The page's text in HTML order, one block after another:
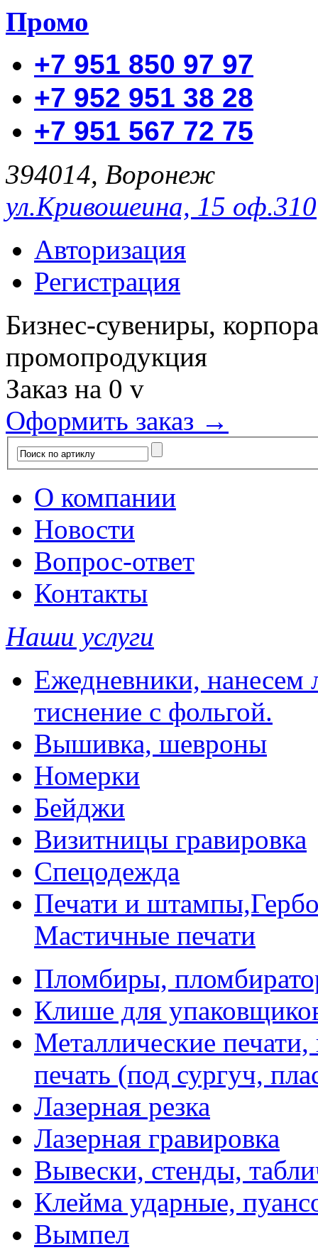
Промо
+7 951 850 97 97
+7 952 951 38 28
+7 951 567 72 75
394014, Воронеж
ул.Кривошеина, 15 оф.310
Авторизация
Регистрация
Бизнес-сувениры,
промопродукция
Заказ на 0 v
Оформить заказ →
О компании
Новости
Вопрос-ответ
Контакты
Наши услуги
Ежедневники, нанесем
тиснение с фольгой.
Вышивка, шевроны
Номерки
Бейджи
Визитницы гравировка
Спецодежда
Печати и
Мастичные печати
Пломбиры,
Клише для
Металлические
печать (под сургуч,
Лазерная резка
Лазерная гравировка
Вывески, стенды,
Клейма ударные,
Вымпел